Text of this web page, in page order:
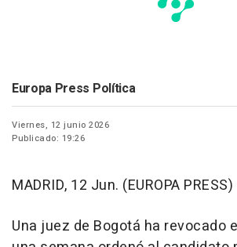
Europa Press Política
Viernes, 12 junio 2026
Publicado: 19:26
MADRID, 12 Jun. (EUROPA PRESS)
Una juez de Bogotá ha revocado